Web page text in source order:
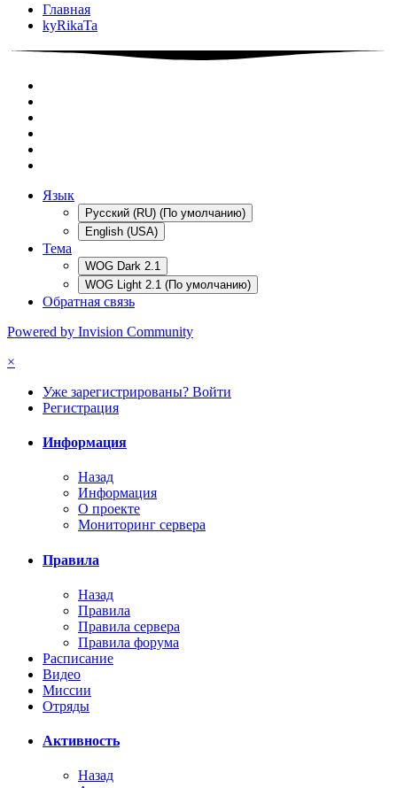
Главная
kyRikaTa
Язык
Русский (RU) (По умолчанию)
English (USA)
Тема
WOG Dark 2.1
WOG Light 2.1 (По умолчанию)
Обратная связь
Powered by Invision Community
×
Уже зарегистрированы? Войти
Регистрация
Информация
Назад
Информация
О проекте
Мониторинг сервера
Правила
Назад
Правила
Правила сервера
Правила форума
Расписание
Видео
Миссии
Отряды
Активность
Назад